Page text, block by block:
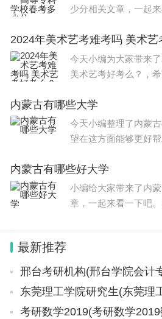
少分相关文章，一起来看一下
东医学高等专科学校
招生章
2024年美术艺考难考吗 美术艺
今天小编为大家带来
美术艺考好考么？，
文化分数线一般会在
分数线不相同
内蒙古有哪些大学
今天小编整理了内蒙
望在这方面能够更好帮助到大
一所集理工、农学、
类职业院校。
内蒙古有哪些好大学
小编给大家带来了内
章，一起来看一下吧
最新推荐
邢台考研机构(邢台学院会计专业有必要考研究生吗邢
东莞理工学院研究生(东莞理
考研数学2019(考研数学